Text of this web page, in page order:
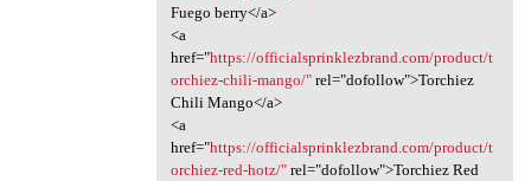
Fuego berry</a>
<a
href="https://officialsprinklezbrand.com/product/t
orchiez-chili-mango/"rel="dofollow">Torchiez
Chili Mango</a>
<a
href="https://officialsprinklezbrand.com/product/t
orchiez-red-hotz/"rel="dofollow">Torchiez Red